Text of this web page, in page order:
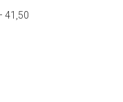
41,50